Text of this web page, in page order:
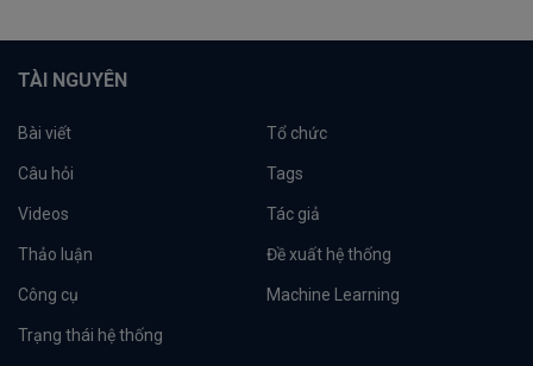
TÀI NGUYÊN
Bài viết Tổ chức
Câu hỏi Tags
Videos Tác giả
Thảo luận Đề xuất hệ thống
Công cụ Machine Learning
Trạng thái hệ thống